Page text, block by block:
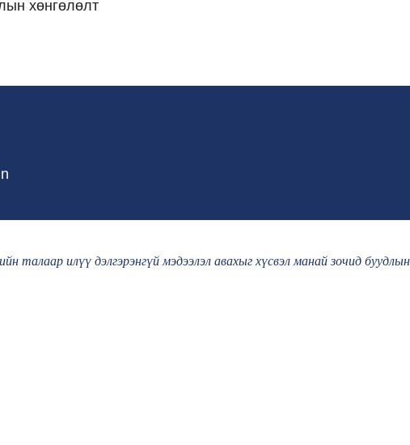
хөнгөлөлт
талаар илүү дэлгэрэнгүй мэдээлэл авахыг хүсвэл манай зочид